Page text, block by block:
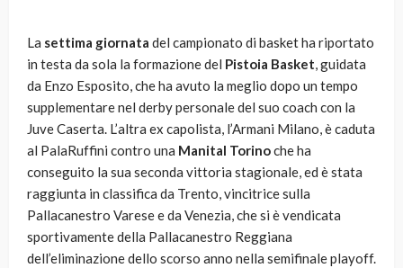
La settima giornata del campionato di basket ha riportato
in testa da sola la formazione del Pistoia Basket, guidata
da Enzo Esposito, che ha avuto la meglio dopo un tempo
supplementare nel derby personale del suo coach con la
Juve Caserta. L’altra ex capolista, l’Armani Milano, è caduta
al PalaRuffini contro una Manital Torinoche ha
conseguito la sua seconda vittoria stagionale, ed è stata
raggiunta in classifica da Trento, vincitrice sulla
Pallacanestro Varese e da Venezia, che si è vendicata
sportivamente della Pallacanestro Reggiana
dell’eliminazione dello scorso anno nella semifinale playoff.